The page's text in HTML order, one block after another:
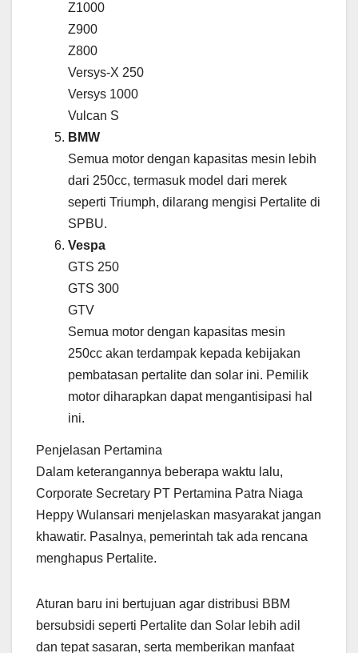
Z1000
Z900
Z800
Versys-X 250
Versys 1000
Vulcan S
BMW
Semua motor dengan kapasitas mesin lebih
dari 250cc, termasuk model dari merek
seperti Triumph, dilarang mengisi Pertalite di
SPBU.
Vespa
GTS 250
GTS 300
GTV
Semua motor dengan kapasitas mesin
250cc akan terdampak kepada kebijakan
pembatasan pertalite dan solar ini. Pemilik
motor diharapkan dapat mengantisipasi hal
ini.
Penjelasan Pertamina
Dalam keterangannya beberapa waktu lalu,
Corporate Secretary PT Pertamina Patra Niaga
Heppy Wulansari menjelaskan masyarakat jangan
khawatir. Pasalnya, pemerintah tak ada rencana
menghapus Pertalite.
Aturan baru ini bertujuan agar distribusi BBM
bersubsidi seperti Pertalite dan Solar lebih adil
dan tepat sasaran, serta memberikan manfaat